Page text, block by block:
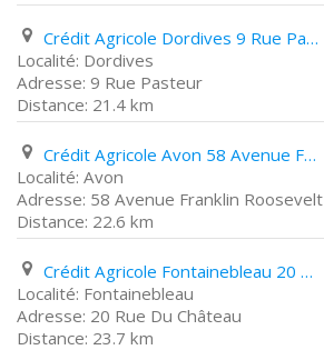
Crédit Agricole Dordives 9 Rue Pasteur
Dordives
9 Rue Pasteur
21.4 km
Crédit Agricole Avon 58 Avenue Franklin Roosevelt
Avon
58 Avenue Franklin Roosevelt
22.6 km
Crédit Agricole Fontainebleau 20 Rue Du Château
Fontainebleau
20 Rue Du Château
23.7 km